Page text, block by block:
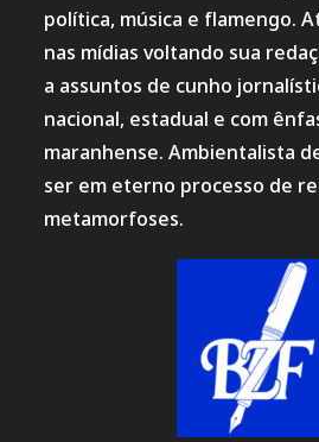
política, música e flamengo.
nas mídias voltando sua
a assuntos de cunho
nacional, estadual e com
maranhense. Ambientalista
ser em eterno processo de
metamorfoses.